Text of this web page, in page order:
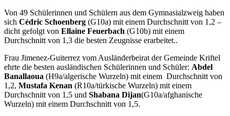
Von 49 Schülerinnen und Schülern aus dem Gymnasialzweig haben
sich Cédric Schoenberg (G10a) mit einem Durchschnitt von 1,2 –
dicht gefolgt von Ellaine Feuerbach (G10b) mit einem
Durchschnitt von 1,3 die besten Zeugnisse erarbeitet..
Frau Jimenez-Guiterrez vom Ausländerbeirat der Gemeinde Kriftel
ehrte die besten ausländischen Schülerinnen und Schüler: Abdel
Banallaoua (H9a/algerische Wurzeln) mit einem Durchschnitt von
1,2, Mustafa Kenan (R10a/türkische Wurzeln) mit einem
Durchschnitt von 1,5 und Shabana Dijan(G10a/afghanische
Wurzeln) mit einem Durchschnitt von 1,5.